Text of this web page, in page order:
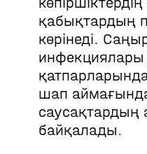
қабықтардың
көрінеді.
инфекциялары
шап
саусақтардың
байқалады.